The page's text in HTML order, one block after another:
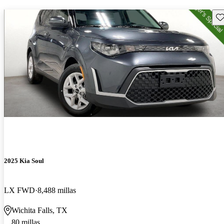
2025 Kia Soul
LX FWD 8,488 millas
Wichita Falls, TX